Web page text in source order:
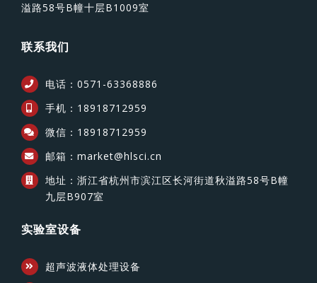
溢路58号B幢十层B1009室
联系我们
电话：0571-63368886
手机：18918712959
微信：18918712959
邮箱：market@hlsci.cn
地址：浙江省杭州市滨江区长河街道秋溢路58号B幢
九层B907室
实验室设备
超声波液体处理设备